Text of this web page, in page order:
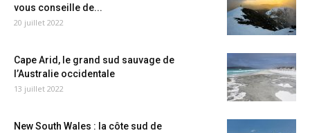
vous conseille de...
20 juillet 2022
Cape Arid, le grand sud sauvage de
l’Australie occidentale
13 juillet 2022
New South Wales : la côte sud de